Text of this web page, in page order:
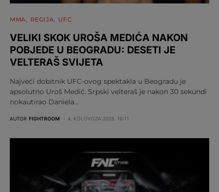
MMA REGIJA UFC
VELIKI SKOK UROŠA MEDIĆA NAKON
POBJEDE U BEOGRADU: DESETI JE
VELTERAŠ SVIJETA
Najveći dobitnik UFC-ovog spektakla u Beogradu je
apsolutno Uroš Medić. Srpski velteraš je nakon 30 sekundi
nokautirao Daniela…
AUTOR FIGHTROOM 4. KOLOVOZA 2026. 16:11